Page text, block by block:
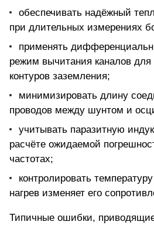
обеспечивать надёжный
при длительных измерениях
применять
режим вычитания каналов
контуров заземления;
минимизировать длину
проводов между шунтом и
учитывать паразитную
расчёте ожидаемой
частотах;
контролировать
нагрев изменяет его
Типичные ошибки,